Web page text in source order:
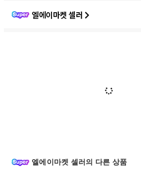
엘에이마켓 셀러
엘에이마켓 셀러의 다른 상품